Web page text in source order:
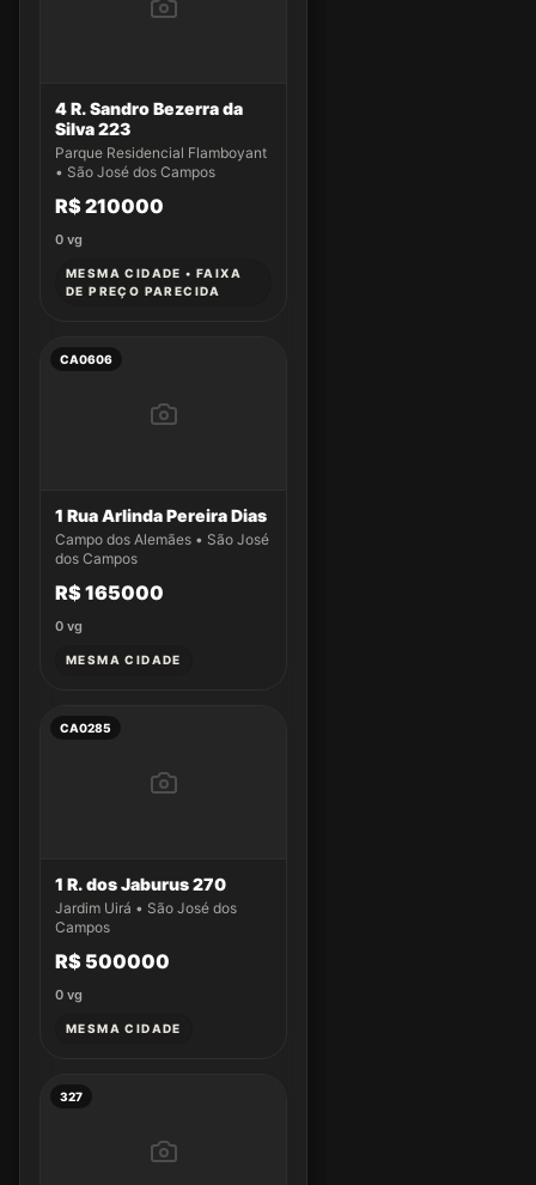
4 R. Sandro Bezerra da
Silva 223
Parque Residencial Flamboyant
• São José dos Campos
R$ 210000
0 vg
MESMA CIDADE • FAIXA
DE PREÇO PARECIDA
CA0606
1 Rua Arlinda Pereira Dias
Campo dos Alemães • São José
dos Campos
R$ 165000
0 vg
MESMA CIDADE
CA0285
1 R. dos Jaburus 270
Jardim Uirá • São José dos
Campos
R$ 500000
0 vg
MESMA CIDADE
327